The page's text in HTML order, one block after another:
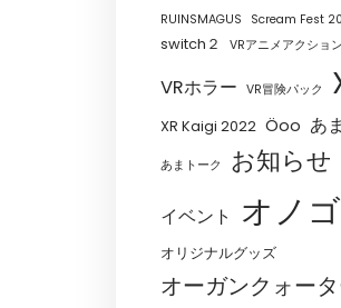
RUINSMAGUS Scream Fest
switch２
VRアニメアクショ
VRホラー VR冒険パック
XR Kaigi 2022 Öoo あ
あまトーク お知らせ
イベント オノ
オリジナルグッズ
オーガンクォー